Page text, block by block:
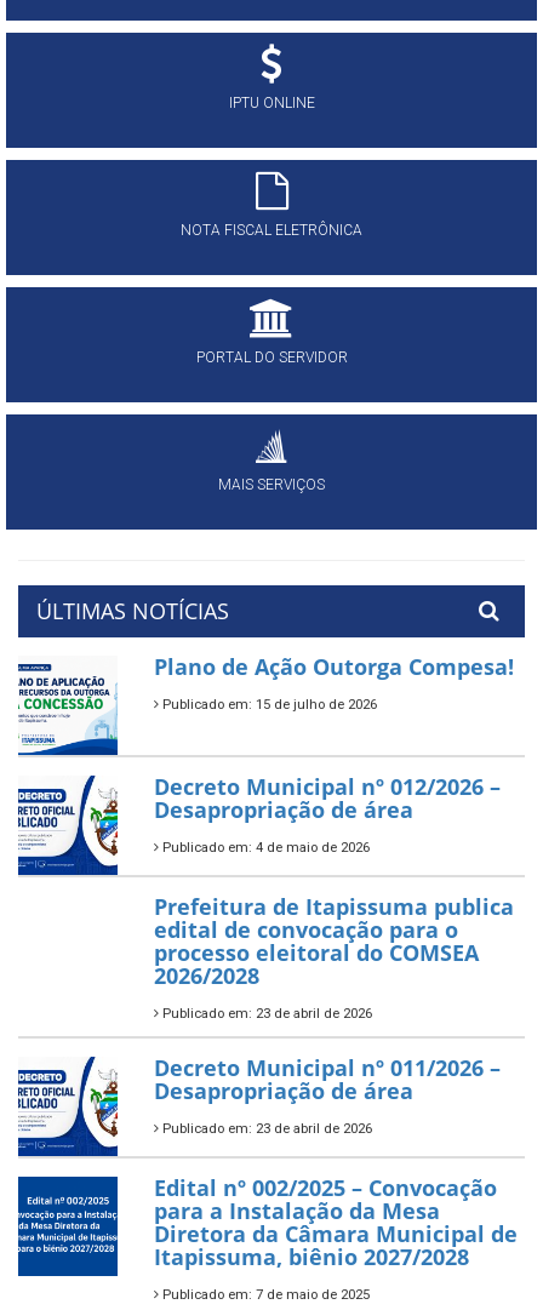
IPTU ONLINE
NOTA FISCAL ELETRÔNICA
PORTAL DO SERVIDOR
MAIS SERVIÇOS
ÚLTIMAS NOTÍCIAS
Plano de Ação Outorga Compesa!
Publicado em: 15 de julho de 2026
Decreto Municipal nº 012/2026 –
Desapropriação de área
Publicado em: 4 de maio de 2026
Prefeitura de Itapissuma publica
edital de convocação para o
processo eleitoral do COMSEA
2026/2028
Publicado em: 23 de abril de 2026
Decreto Municipal nº 011/2026 –
Desapropriação de área
Publicado em: 23 de abril de 2026
Edital nº 002/2025 – Convocação
para a Instalação da Mesa
Diretora da Câmara Municipal de
Itapissuma, biênio 2027/2028
Publicado em: 7 de maio de 2025